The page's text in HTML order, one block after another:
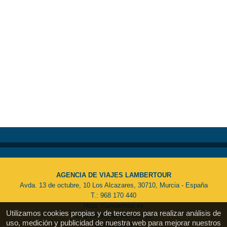
Utilizamos cookies propias y de terceros para realizar análisis de
uso, medición y publicidad de nuestra web para mejorar nuestros
AGENCIA DE VIAJES LAMBERTOUR
Avda. 13 de octubre, 10 Los Alcazares, 30710, Murcia - España
T.: 968 170 440
https://lambertour.es
empresas@lambertour.net